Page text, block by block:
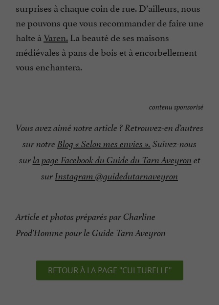
surprises à chaque coin de rue. D’ailleurs, nous
ne pouvons que vous recommander de faire une
halte àVaren.La beauté de ses maisons
médiévales à pans de bois et à encorbellement
vous enchantera.
contenu sponsorisé
Vous avez aimé notre article ? Retrouvez-en d’autres
sur notre Blog « Selon mes envies ». Suivez-nous
surla page Facebook du Guide du Tarn Aveyron et
surInstagram @guidedutarnaveyron
Article et photos préparés par Charline
Prod’Homme pour le Guide Tarn Aveyron
RETOUR À LA PAGE "CULTURELLE"